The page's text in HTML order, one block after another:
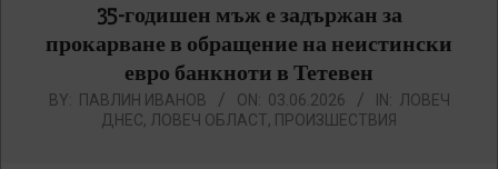
35-годишен мъж е задържан за
прокарване в обращение на неистински
евро банкноти в Тетевен
BY: ПАВЛИН ИВАНОВ ON: 03.06.2026 IN: ЛОВЕЧ
ДНЕС, ЛОВЕЧ ОБЛАСТ, ПРОИЗШЕСТВИЯ